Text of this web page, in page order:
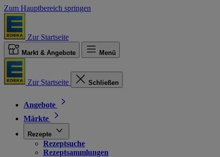
Zum Hauptbereich springen
Zur Startseite
Markt & Angebote Menü
Zur Startseite Schließen
Angebote
Märkte
Rezepte
Rezeptsuche
Rezeptsammlungen